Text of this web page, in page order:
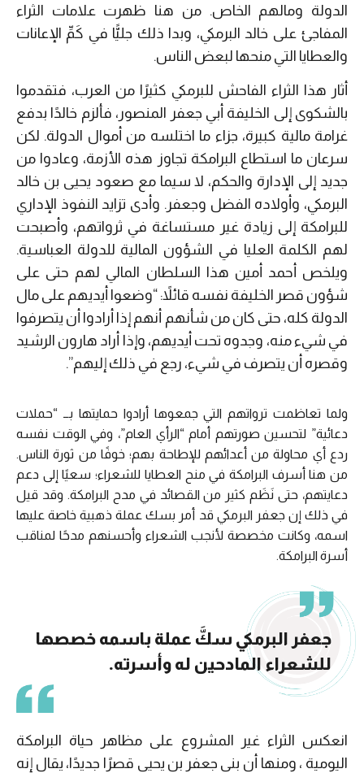
الدولة ومالهم الخاص. من هنا ظهرت علامات الثراء
المفاجئ على خالد البرمكي، وبدا ذلك جليًّا في كَمِّ الإعانات
والعطايا التي منحها لبعض الناس.
أثار هذا الثراء الفاحش للبرمكي كثيرًا من العرب، فتقدموا
بالشكوى إلى الخليفة أبي جعفر المنصور، فألزم خالدًا بدفع
غرامة مالية كبيرة، جزاء ما اختلسه من أموال الدولة. لكن
سرعان ما استطاع البرامكة تجاوز هذه الأزمة، وعادوا من
جديد إلى الإدارة والحكم، لا سيما مع صعود يحيى بن خالد
البرمكي، وأولاده الفضل وجعفر. وأدى تزايد النفوذ الإداري
للبرامكة إلى زيادة غير مستساغة في ثرواتهم، وأصبحت
لهم الكلمة العليا في الشؤون المالية للدولة العباسية.
ويلخص أحمد أمين هذا السلطان المالي لهم حتى على
شؤون قصر الخليفة نفسه قائلاً: “وضعوا أيديهم على مال
الدولة كله، حتى كان من شأنهم أنهم إذا أرادوا أن يتصرفوا
في شيء منه، وجدوه تحت أيديهم، وإذا أراد هارون الرشيد
وقصره أن يتصرف في شيء، رجع في ذلك إليهم”.
ولما تعاظمت ترواتهم التي جمعوها أرادوا حمايتها بــ “حملات
دعائية” لتحسين صورتهم أمام “الرأي العام”، وفي الوقت نفسه
ردع أي محاولة من أعدائهم للإطاحة بهم؛ خوفًا من ثورة الناس.
من هنا أسرف البرامكة في منح العطايا للشعراء؛ سعيًا إلى دعم
دعايتهم، حتى نَظَم كثير من القصائد في مدح البرامكة. وقد قيل
في ذلك إن جعفر البرمكي قد أمر بسك عملة ذهبية خاصة عليها
اسمه، وكانت مخصصة لأنجب الشعراء وأحسنهم مدحًا لمناقب
أسرة البرامكة.
جعفر البرمكي سكَّ عملة باسمه خصصها
للشعراء المادحين له وأسرته.
انعكس الثراء غير المشروع على مظاهر حياة البرامكة
اليومية ، ومنها أن بنى جعفر بن يحيى قصرًا جديدًا، يقال إنه